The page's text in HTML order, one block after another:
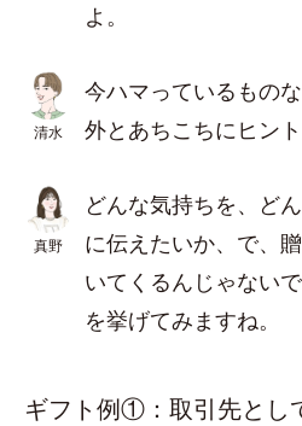
よ。
清水
今ハマっているもの
外とあちこちにヒン
真野
どんな気持ちを、ど
に伝えたいか、で、
いてくるんじゃない
を挙げてみますね。
ギフト例①：取引先とし